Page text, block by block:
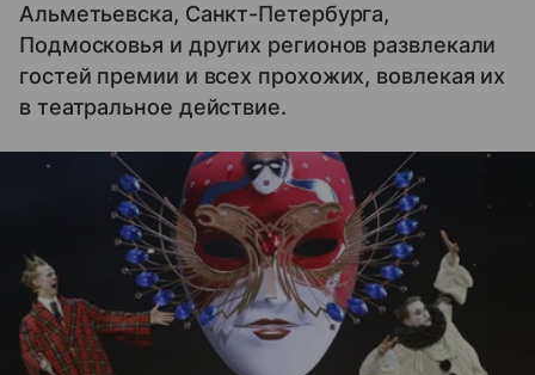
Альметьевска, Санкт-Петербурга,
Подмосковья и других регионов развлекали
гостей премии и всех прохожих, вовлекая их
в театральное действие.